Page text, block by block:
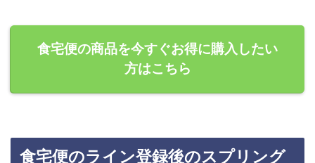
食宅便の商品を今すぐお得に購入したい
方はこちら
食宅便のライン登録後のスプリング